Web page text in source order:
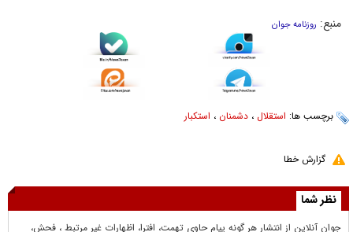
منبع: روزنامه جوان
برچسب ها: استقلال ، دشمنان ، استکبار
گزارش خطا
نظر شما
جوان آنلاين از انتشار هر گونه پيام حاوي تهمت، افترا، اظهارات غير مرتبط ، فحش،